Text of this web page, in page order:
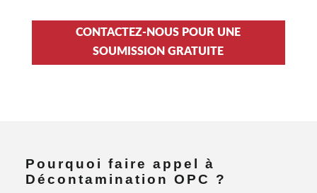
CONTACTEZ-NOUS POUR UNE
SOUMISSION GRATUITE
Pourquoi faire appel à
Décontamination OPC ?